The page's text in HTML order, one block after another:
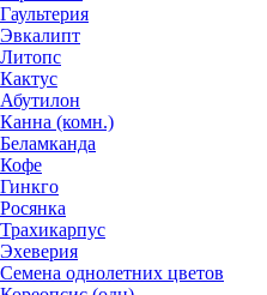
Гаультерия
Эвкалипт
Литопс
Кактус
Абутилон
Канна (комн.)
Беламканда
Кофе
Гинкго
Росянка
Трахикарпус
Эхеверия
Семена однолетних цветов